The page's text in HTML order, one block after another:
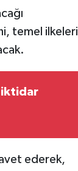
temel ilkeleri
iktidar
ederek,